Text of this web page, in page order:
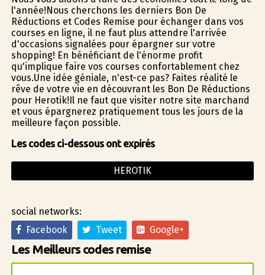
l'année!Nous cherchons les derniers Bon De
Réductions et Codes Remise pour échanger dans vos
courses en ligne, il ne faut plus attendre l'arrivée
d'occasions signalées pour épargner sur votre
shopping! En bénéficiant de l'énorme profit
qu'implique faire vos courses confortablement chez
vous.Une idée géniale, n'est-ce pas? Faites réalité le
rêve de votre vie en découvrant les Bon De Réductions
pour Herotik!Il ne faut que visiter notre site marchand
et vous épargnerez pratiquement tous les jours de la
meilleure façon possible.
Les codes ci-dessous ont expirés
HEROTIK
social networks:
Facebook
Tweet Google+
Les Meilleurs codes remise